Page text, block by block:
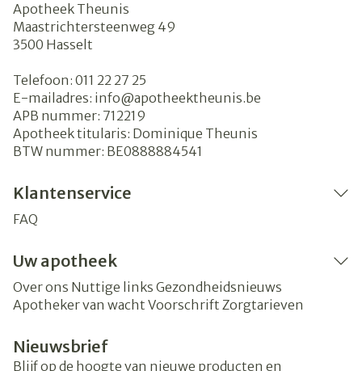
Apotheek Theunis
Maastrichtersteenweg 49
3500 Hasselt
Telefoon: 011 22 27 25
E-mailadres: info@apotheektheunis.be
APB nummer: 712219
Apotheek titularis: Dominique Theunis
BTW nummer: BE0888884541
Klantenservice
FAQ
Uw apotheek
Over ons Nuttige links Gezondheidsnieuws
Apotheker van wacht Voorschrift Zorgtarieven
Nieuwsbrief
Blijf op de hoogte van nieuwe producten en